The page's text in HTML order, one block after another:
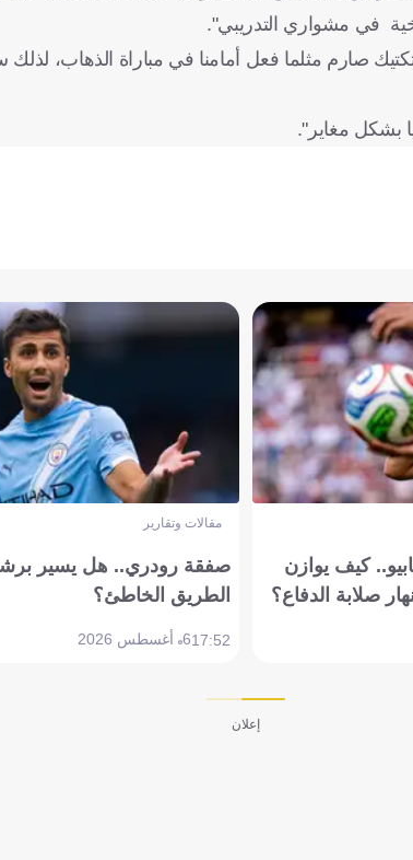
في مشواري التدريبي".
صارم مثلما فعل أمامنا في مباراة الذهاب، لذلك
بشكل مغاير".
كيف يوازن
صلابة الدفاع؟
مقالات وتقارير
صفقة رودري.. هل يسير
الطريق الخاطئ؟
17:526 أغسطس 2026
إعلان